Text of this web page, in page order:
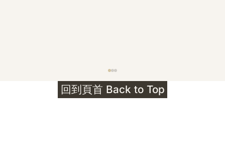
回到頁首 Back to Top